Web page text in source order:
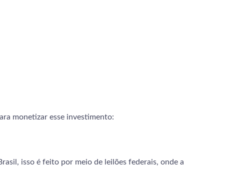
monetizar esse investimento:
isso é feito por meio de leilões federais, onde a